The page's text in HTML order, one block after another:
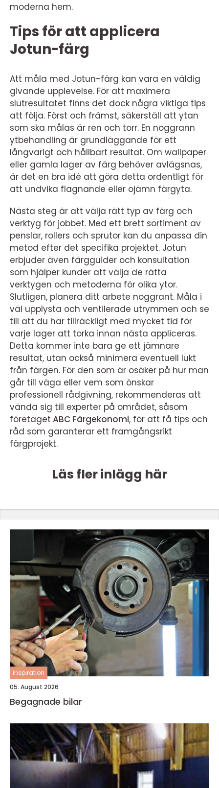
moderna hem.
Tips för att applicera
Jotun-färg
Att måla med Jotun-färg kan vara en väldig
givande upplevelse. För att maximera
slutresultatet finns det dock några viktiga tips
att följa. Först och främst, säkerställ att ytan
som ska målas är ren och torr. En noggrann
ytbehandling är grundläggande för ett
långvarigt och hållbart resultat. Om wallpaper
eller gamla lager av färg behöver avlägsnas,
är det en bra idé att göra detta ordentligt för
att undvika flagnande eller ojämn färgyta.
Nästa steg är att välja rätt typ av färg och
verktyg för jobbet. Med ett brett sortiment av
penslar, rollers och sprutor kan du anpassa din
metod efter det specifika projektet. Jotun
erbjuder även färgguider och konsultation
som hjälper kunder att välja de rätta
verktygen och metoderna för olika ytor.
Slutligen, planera ditt arbete noggrant. Måla i
väl upplysta och ventilerade utrymmen och se
till att du har tillräckligt med mycket tid för
varje lager att torka innan nästa appliceras.
Detta kommer inte bara ge ett jämnare
resultat, utan också minimera eventuell lukt
från färgen. För den som är osäker på hur man
går till väga eller vem som önskar
professionell rådgivning, rekommenderas att
vända sig till experter på området, såsom
företaget ABC Färgekonomi, för att få tips och
råd som garanterar ett framgångsrikt
färgprojekt.
Läs fler inlägg här
inspiration
05. August 2026
Begagnade bilar